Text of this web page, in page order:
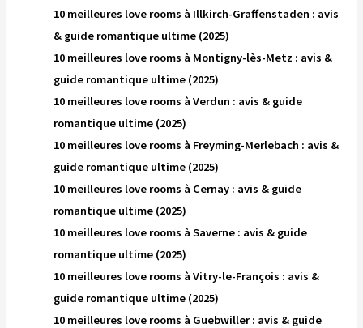
10 meilleures love rooms à Illkirch-Graffenstaden : avis
& guide romantique ultime (2025)
10 meilleures love rooms à Montigny-lès-Metz : avis &
guide romantique ultime (2025)
10 meilleures love rooms à Verdun : avis & guide
romantique ultime (2025)
10 meilleures love rooms à Freyming-Merlebach : avis &
guide romantique ultime (2025)
10 meilleures love rooms à Cernay : avis & guide
romantique ultime (2025)
10 meilleures love rooms à Saverne : avis & guide
romantique ultime (2025)
10 meilleures love rooms à Vitry-le-François : avis &
guide romantique ultime (2025)
10 meilleures love rooms à Guebwiller : avis & guide